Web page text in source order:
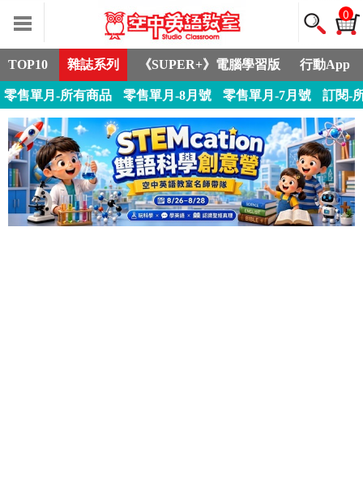
0
TOP10 雜誌系列 《SUPER+》電腦學習版 行動App
零售單月-所有商品 零售單月-8月號 零售單月-7月號 訂閱-